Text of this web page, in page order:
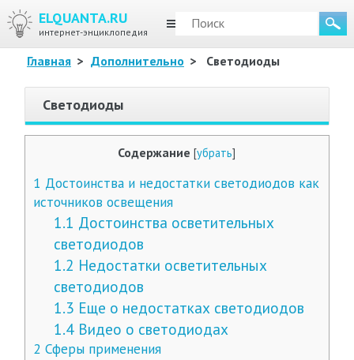
ELQUANTA.RU
интернет-энциклопедия
МЕНЮ
Главная > Дополнительно > Светодиоды
Светодиоды
Содержание [убрать]
1 Достоинства и недостатки светодиодов как
источников освещения
1.1 Достоинства осветительных
светодиодов
1.2 Недостатки осветительных
светодиодов
1.3 Еще о недостатках светодиодов
1.4 Видео о светодиодах
2 Сферы применения